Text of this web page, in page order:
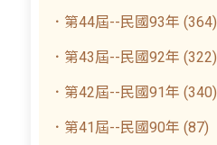
．第44屆--民國93年 (364)
．第43屆--民國92年 (322)
．第42屆--民國91年 (340)
．第41屆--民國90年 (87)